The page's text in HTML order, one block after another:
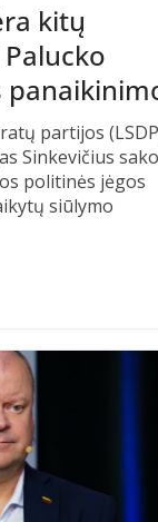
kitų
partijos
Sinkevičius
politinės jėgos
siūlymo